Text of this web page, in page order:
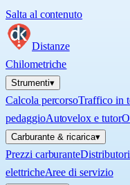
Salta al contenuto
Distanze
Chilometriche
Strumenti▾
Calcola percorsoTraffico in
pedaggioAutovelox e tutor
Carburante & ricarica▾
Prezzi carburante
elettricheAree di servizio